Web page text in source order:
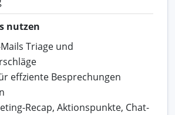
nutzen
Triage und
effziente Besprechungen
Recap, Aktionspunkte, Chat-